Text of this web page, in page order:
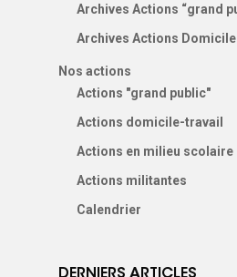
Archives Actions “grand
Archives Actions
Nos actions
Actions "grand public"
Actions domicile-travail
Actions en milieu scolaire
Actions militantes
Calendrier
DERNIERS ARTICLES